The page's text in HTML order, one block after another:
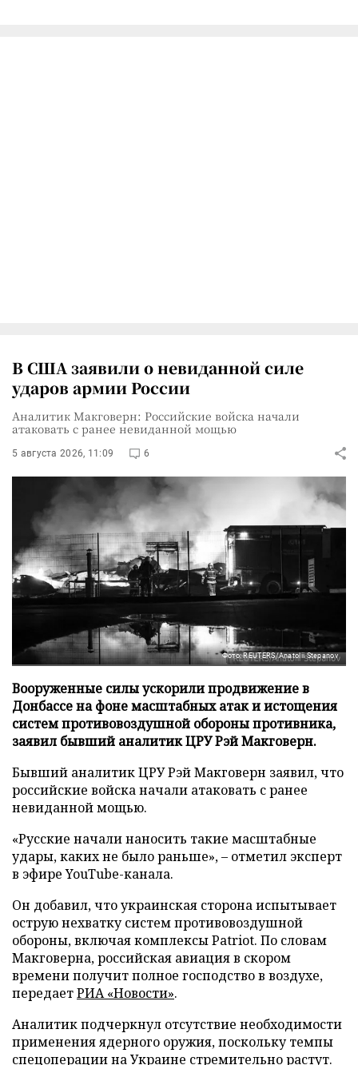
В США заявили о невиданной силе
ударов армии России
Аналитик Макговерн: Российские войска начали
атаковать с ранее невиданной мощью
5 августа 2026, 11:09 6
Фото: REUTERS/Anatolii Stepanov
Вооруженные силы ускорили продвижение в
Донбассе на фоне масштабных атак и истощения
систем противовоздушной обороны противника,
заявил бывший аналитик ЦРУ Рэй Макговерн.
Бывший аналитик ЦРУ Рэй Макговерн заявил, что
российские войска начали атаковать с ранее
невиданной мощью.
«Русские начали наносить такие масштабные
удары, каких не было раньше», – отметил эксперт
в эфире YouTube-канала.
Он добавил, что украинская сторона испытывает
острую нехватку систем противовоздушной
обороны, включая комплексы Patriot. По словам
Макговерна, российская авиация в скором
времени получит полное господство в воздухе,
передаетРИА «Новости».
Аналитик подчеркнул отсутствие необходимости
применения ядерного оружия, поскольку темпы
спецоперации на Украине стремительно растут.